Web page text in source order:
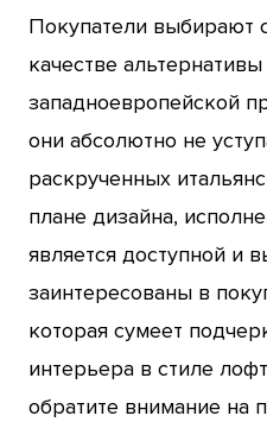
Покупатели выбирают
качестве
западноевропейской
они абсолютно не
раскрученных
плане дизайна,
является доступной и
заинтересованы в
которая сумеет
интерьера в стиле
обратите внимание на